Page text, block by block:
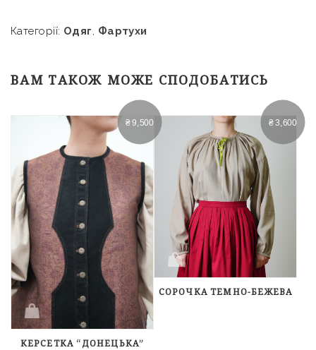
Категорії: Одяг, Фартухи
ВАМ ТАКОЖ МОЖЕ СПОДОБАТИСЬ
₴9,500
КЕРСЕТКА “ДОНЕЦЬКА”
₴3,600
СОРОЧКА ТЕМНО-БЕЖЕВА